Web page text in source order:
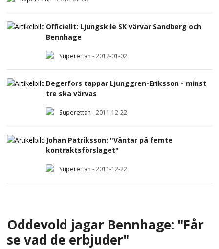
Officiellt: Ljungskile SK värvar Sandberg och
Bennhage
Superettan -2012-01-02
Degerfors tappar Ljunggren-Eriksson - minst
tre ska värvas
Superettan -2011-12-22
Johan Patriksson: "Väntar på femte
kontraktsförslaget"
Superettan -2011-12-22
Oddevold jagar Bennhage: "Får
se vad de erbjuder"